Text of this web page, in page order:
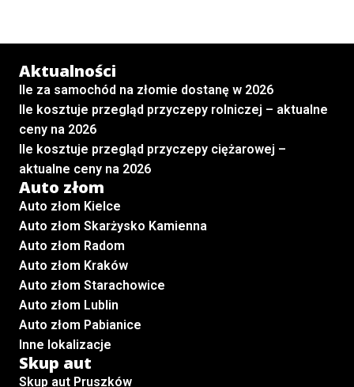
Aktualności
Ile za samochód na złomie dostanę w 2026
Ile kosztuje przegląd przyczepy rolniczej – aktualne
ceny na 2026
Ile kosztuje przegląd przyczepy ciężarowej –
aktualne ceny na 2026
Auto złom
Auto złom Kielce
Auto złom Skarżysko Kamienna
Auto złom Radom
Auto złom Kraków
Auto złom Starachowice
Auto złom Lublin
Auto złom Pabianice
Inne lokalizacje
Skup aut
Skup aut Pruszków